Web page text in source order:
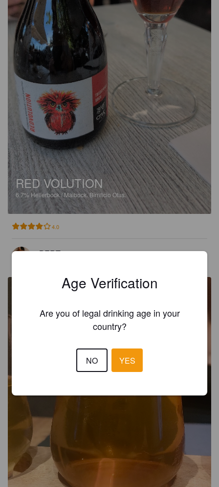
RED VOLUTION
6.7% Hellerbock / Maibock.Birrificio Otus.
4.0
BERT
Age Verification
Are you of legal drinking age in your
country?
NO YES